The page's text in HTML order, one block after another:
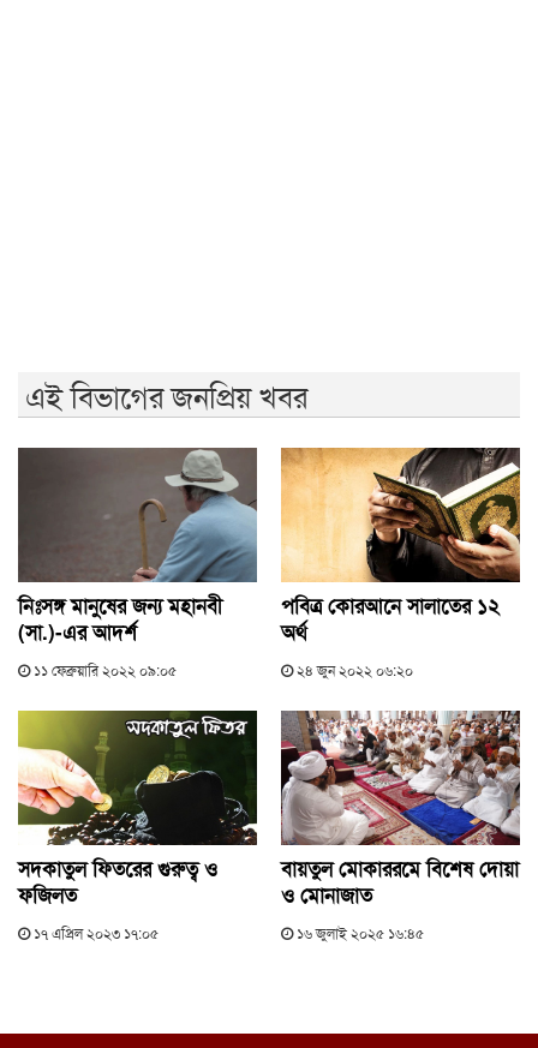
এই বিভাগের জনপ্রিয় খবর
নিঃসঙ্গ মানুষের জন্য মহানবী
(সা.)-এর আদর্শ
১১ ফেব্রুয়ারি ২০২২ ০৯:০৫
পবিত্র কোরআনে সালাতের ১২
অর্থ
২৪ জুন ২০২২ ০৬:২০
সদকাতুল ফিতরের গুরুত্ব ও
ফজিলত
১৭ এপ্রিল ২০২৩ ১৭:০৫
বায়তুল মোকাররমে বিশেষ দোয়া
ও মোনাজাত
১৬ জুলাই ২০২৫ ১৬:৪৫